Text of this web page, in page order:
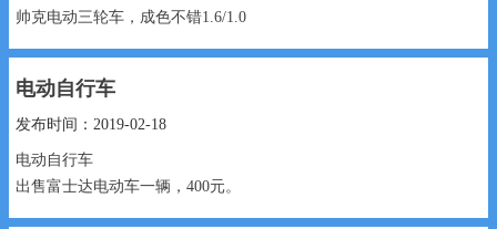
帅克电动三轮车，成色不错1.6/1.0
电动自行车
发布时间：2019-02-18
电动自行车
出售富士达电动车一辆，400元。